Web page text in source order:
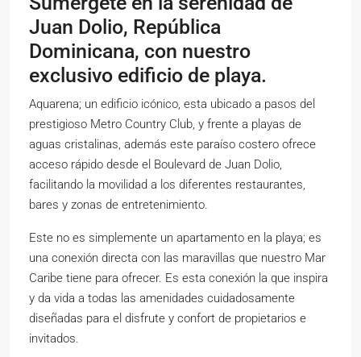
Juan Dolio, República
Dominicana, con nuestro
exclusivo edificio de playa.
Aquarena; un edificio icónico, esta ubicado a pasos del
prestigioso Metro Country Club, y frente a playas de
aguas cristalinas, además este paraíso costero ofrece
acceso rápido desde el Boulevard de Juan Dolio,
facilitando la movilidad a los diferentes restaurantes,
bares y zonas de entretenimiento.
Este no es simplemente un apartamento en la playa; es
una conexión directa con las maravillas que nuestro Mar
Caribe tiene para ofrecer. Es esta conexión la que inspira
y da vida a todas las amenidades cuidadosamente
diseñadas para el disfrute y confort de propietarios e
invitados.